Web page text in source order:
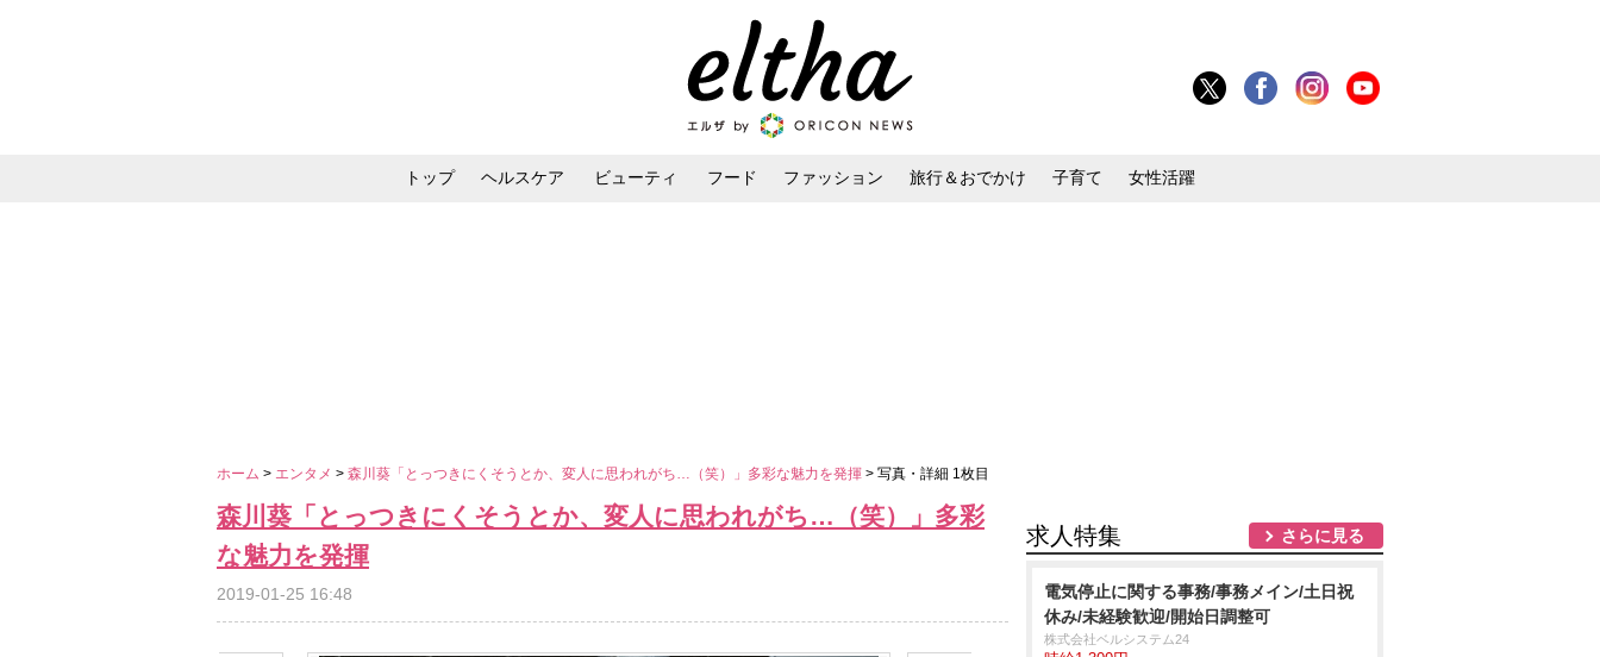
トップ ヘルスケア ビューティ フード ファッション 旅行＆おでかけ 子育て 女性活躍
ホーム > エンタメ > 森川葵「とっつきにくそうとか、変人に思われがち…（笑）」多彩な魅力を発揮 > 写真・詳細 1枚目
森川葵「とっつきにくそうとか、変人に思われがち…（笑）」多彩
な魅力を発揮
2019-01-25 16:48
求人特集 さらに見る
電気停止に関する事務/事務メイン/土日祝
休み/未経験歓迎/開始日調整可
株式会社ベルシステム24